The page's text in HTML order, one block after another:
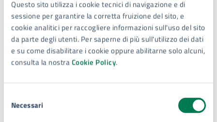
Questo sito utilizza i cookie tecnici di navigazione e di
sessione per garantire la corretta fruizione del sito, e
cookie analitici per raccogliere informazioni sull'uso del sito
da parte degli utenti. Per saperne di più sull'utilizzo dei dati
e su come disabilitare i cookie oppure abilitarne solo alcuni,
consulta la nostraCookie Policy.
delNecessari
E-mail: fabio.granata@comune.siracusa.it
Tipo di evento: Evento culturale